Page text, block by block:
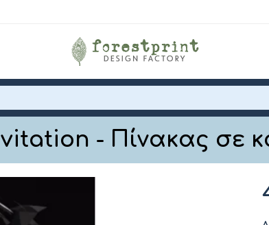
- Πίνακας σε